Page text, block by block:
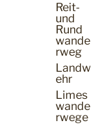
Reit-
und
Rund
wande
rweg
Landw
ehr
Limes
wande
rwege